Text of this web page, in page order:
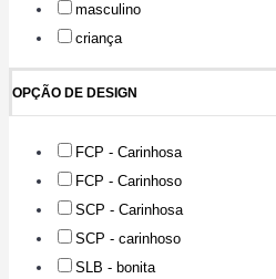
masculino
criança
OPÇÃO DE DESIGN
FCP - Carinhosa
FCP - Carinhoso
SCP - Carinhosa
SCP - carinhoso
SLB - bonita